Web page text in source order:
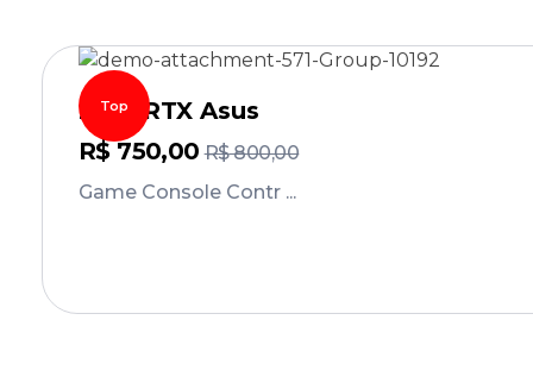
Top
2060RTX Asus
R$750,00 R$800,00
Game Console Contr ...